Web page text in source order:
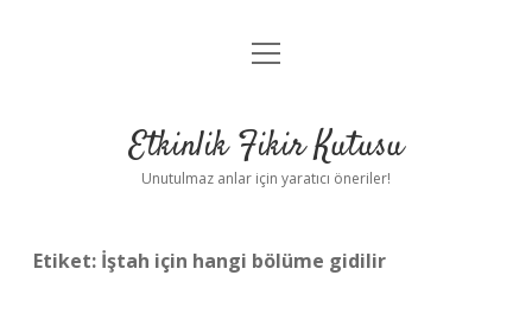
Anasayfa
Yasal Uyarı
menüyü
Etkinlik Fikir Kutusu
Unutulmaz anlar için yaratıcı öneriler!
Etiket: İştah için hangi bölüme gidilir